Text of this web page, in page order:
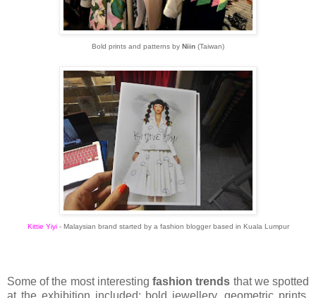
Bold prints and patterns by Niin (Taiwan)
Kittie Yiyi- Malaysian brand started by a fashion blogger based in Kuala Lumpur
Some of the most interestingfashion trends that we spotted